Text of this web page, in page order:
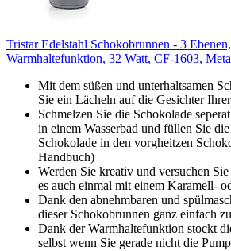
Tristar Edelstahl Schokobrunnen - 3
Warmhaltefunktion, 32 Watt, CF-1603,
Mit dem süßen und unterhaltsamen
Sie ein Lächeln auf die Gesichter
Schmelzen Sie die Schokolade
in einem Wasserbad und füllen Sie
Schokolade in den vorgheitzen
Handbuch)
Werden Sie kreativ und versuchen
es auch einmal mit einem Karamell-
Dank den abnehmbaren und
dieser Schokobrunnen ganz einfach
Dank der Warmhaltefunktion stockt
selbst wenn Sie gerade nicht die